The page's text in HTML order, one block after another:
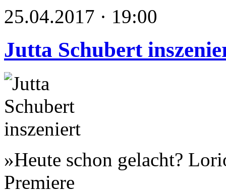
25.04.2017 · 19:00
Jutta Schubert
»Heute schon gelacht?
Premiere